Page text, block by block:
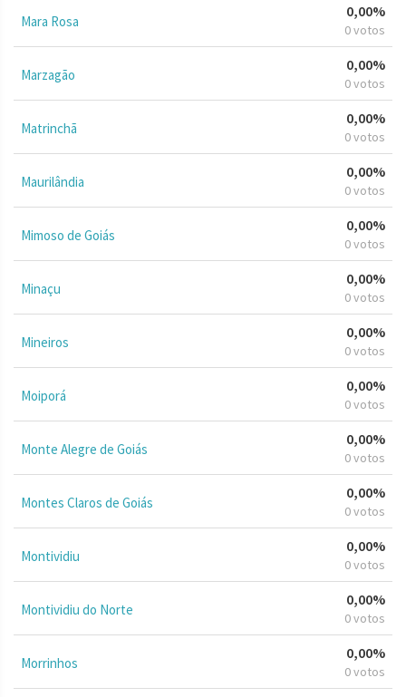
Mara Rosa
0,00%
0 votos
Marzagão
0,00%
0 votos
Matrinchã
0,00%
0 votos
Maurilândia
0,00%
0 votos
Mimoso de Goiás
0,00%
0 votos
Minaçu
0,00%
0 votos
Mineiros
0,00%
0 votos
Moiporá
0,00%
0 votos
Monte Alegre de Goiás
0,00%
0 votos
Montes Claros de Goiás
0,00%
0 votos
Montividiu
0,00%
0 votos
Montividiu do Norte
0,00%
0 votos
Morrinhos
0,00%
0 votos